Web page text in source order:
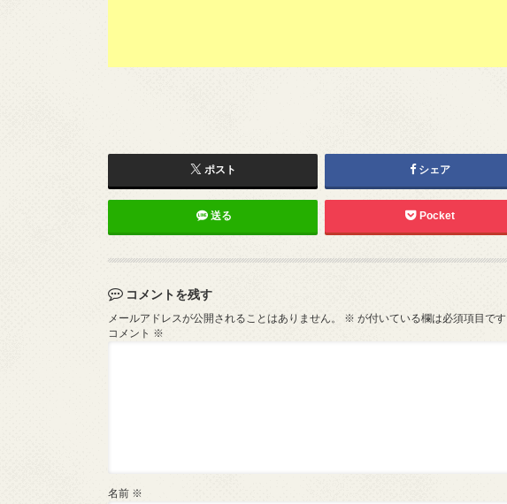
ポスト シェア
送る Pocket
コメントを残す
メールアドレスが公開されることはありません。 ※ が付いている欄は必須項目です
コメント ※
名前 ※